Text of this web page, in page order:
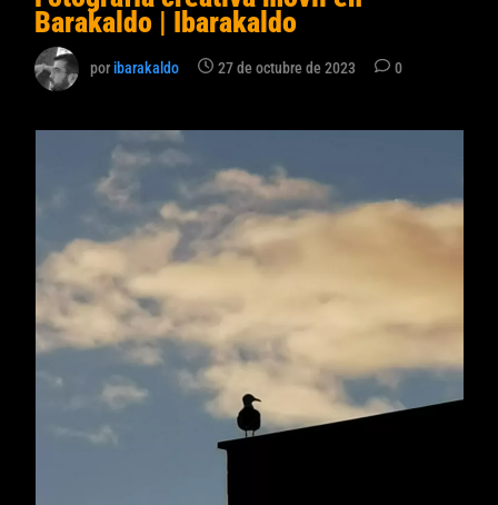
Barakaldo | Ibarakaldo
poribarakaldo 27 de octubre de 2023 0